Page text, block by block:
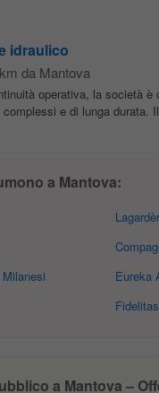
idraulico
da Mantova
operativa, la società è
e di lunga durata.
a Mantova:
Eureka
Fidelitas
a Mantova –